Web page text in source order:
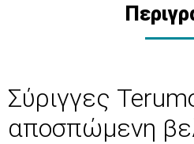
Σύριγγες
αποσπώμενη